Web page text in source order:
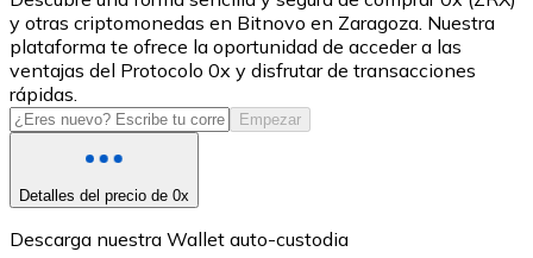
USDC
y otras criptomonedas en Bitnovo en Zaragoza. Nuestra
plataforma te ofrece la oportunidad de acceder a las
ventajas del Protocolo 0x y disfrutar de transacciones
rápidas.
Empezar
Detalles del precio de 0x
Descarga nuestra Wallet auto-custodia